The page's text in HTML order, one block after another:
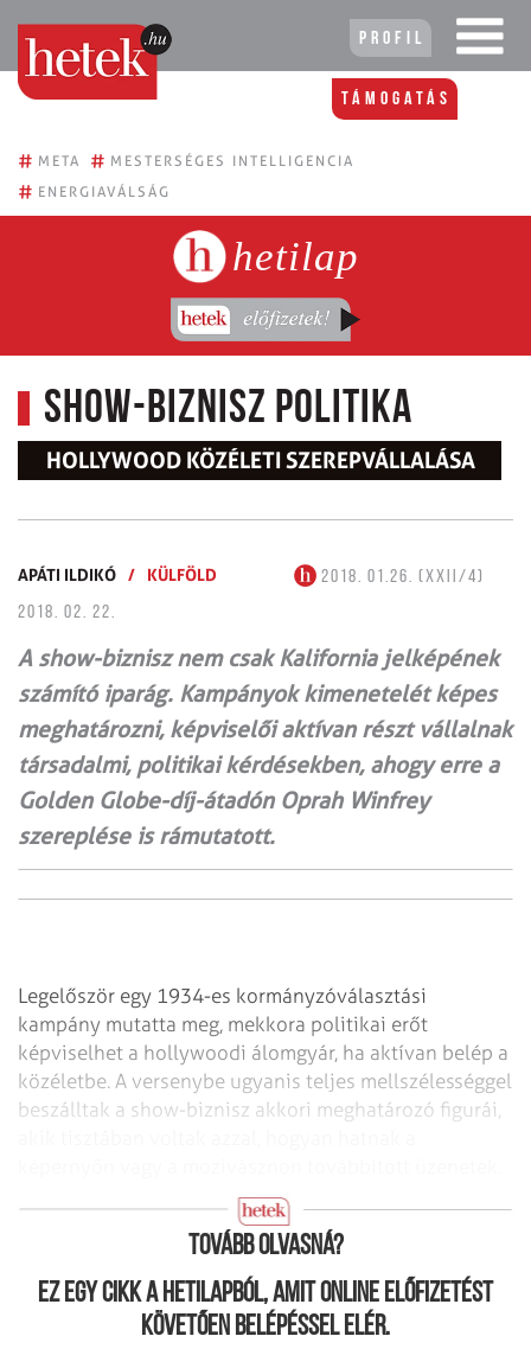
Profil
Támogatás
# META # MESTERSÉGES INTELLIGENCIA
# ENERGIAVÁLSÁG
hetilap
Show-biznisz politika
HOLLYWOOD KÖZÉLETI SZEREPVÁLLALÁSA
APÁTI ILDIKÓ / KÜLFÖLD
2018. 01.26. (XXII/4)
2018. 02. 22.
A show-biznisz nem csak Kalifornia jelképének
számító iparág. Kampányok kimenetelét képes
meghatározni, képviselői aktívan részt vállalnak
társadalmi, politikai kérdésekben, ahogy erre a
Golden Globe-díj-átadón Oprah Winfrey
szereplése is rámutatott.
Legelőször egy 1934-es kormányzóválasztási
kampány mutatta meg, mekkora politikai erőt
képviselhet a hollywoodi álomgyár, ha aktívan belép a
közéletbe. A versenybe ugyanis teljes mellszélességgel
beszálltak a show-biznisz akkori meghatározó figurái,
Sinclairt mindenáron megállítani
Tovább olvasná?
Ez egy cikk a hetilapból, amit online előfizetést
követően belépéssel elér.